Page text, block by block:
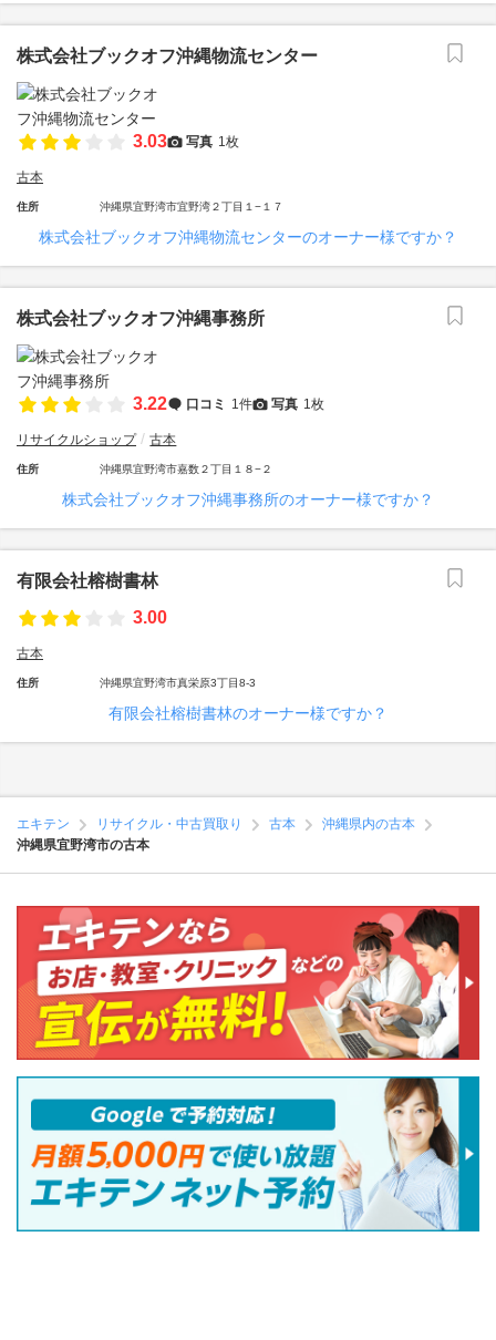
株式会社ブックオフ沖縄物流センター
3.03 写真 1枚
古本
住所 沖縄県宜野湾市宜野湾２丁目１−１７
株式会社ブックオフ沖縄物流センターのオーナー様ですか？
株式会社ブックオフ沖縄事務所
3.22 口コミ 1件 写真 1枚
リサイクルショップ 古本
住所 沖縄県宜野湾市嘉数２丁目１８−２
株式会社ブックオフ沖縄事務所のオーナー様ですか？
有限会社榕樹書林
3.00
古本
住所 沖縄県宜野湾市真栄原3丁目8-3
有限会社榕樹書林のオーナー様ですか？
エキテン リサイクル・中古買取り 古本
沖縄県内の古本
沖縄県宜野湾市の古本